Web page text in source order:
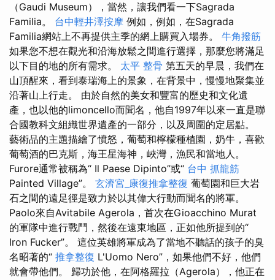
（Gaudi Museum），當然，讓我們看一下Sagrada
Familia。 台中輕井澤按摩 例如，例如，在Sagrada
Familia網站上不再提供主季的網上購買入場券。 牛角撥筋
如果您不想在觀光和沿海放鬆之間進行選擇，那麼您將滿足
以下目的地的所有需求。 太平 整骨 第五天的早晨，我們在
山頂醒來，看到泰瑞海上的景象，在背景中，慢慢地聚集並
沿著山上行走。 由於自然的美女和豐富的歷史和文化遺
產，也以他的limoncello而聞名，他自1997年以來一直是聯
合國教科文組織世界遺產的一部分，以及周圍的定居點。
藝術品的主題描繪了憤怒，葡萄和檸檬種植園，奶牛，喜歡
葡萄酒的巴克斯，海王星海神，峽灣，漁民和當地人。
Furore通常被稱為“ Il Paese Dipinto”或“ 台中 抓龍筋
Painted Village”。 玄濟宮_康復推拿整復 葡萄園和巨大岩
石之間的遠足徑是致力於以其偉大行動而聞名的將軍。
Paolo來自Avitabile Agerola，首次在Gioacchino Murat
的軍隊中進行戰鬥，然後在遠東地區，正如他所提到的“
Iron Fucker”。 這位英雄將軍成為了當地不聽話的孩子的臭
名昭著的“ 推拿整復 L'Uomo Nero”，如果他們不好，他們
就會帶他們。 歸功於他，在阿格羅拉（Agerola），他正在